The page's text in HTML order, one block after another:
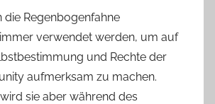
die Regenbogenfahne
verwendet werden, um auf
und Rechte der
aufmerksam zu machen.
sie aber während des